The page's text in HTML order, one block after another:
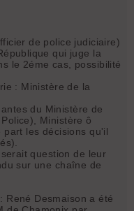
de police judiciaire)
qui juge la
le 2éme cas, possibilité
: Ministère de la
du Ministère de
Ministère ô
les décisions qu'il
question de leur
sur une chaîne de
René Desmaison a été